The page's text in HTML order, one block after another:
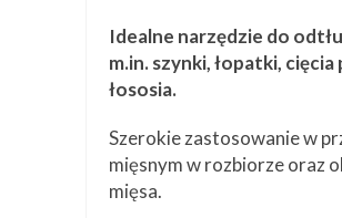
Idealne narzędzie do
m.in. szynki, łopatki,
łososia.
Szerokie zastosowanie w
mięsnym w rozbiorze oraz
mięsa.